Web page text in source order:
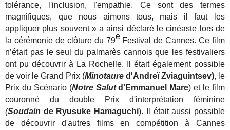
tolérance, l'inclusion, l'empathie. Ce sont des termes
magnifiques, que nous aimons tous, mais il faut les
appliquer plus souvent » a ainsi déclaré le cinéaste lors de
la cérémonie de clôture du 79e Festival de Cannes. Ce film
n’était pas le seul du palmarès cannois que les festivaliers
ont pu découvrir à La Rochelle. Il était également possible
de voir le Grand Prix (Minotaured'Andreï Zviaguintsev), le
Prix du Scénario (Notre Salutd'Emmanuel Mare) et le film
couronné du double Prix d'interprétation féminine
(Soudain de Ryusuke Hamaguchi). Il était aussi possible
de découvrir d'autres films en compétition à Cannes